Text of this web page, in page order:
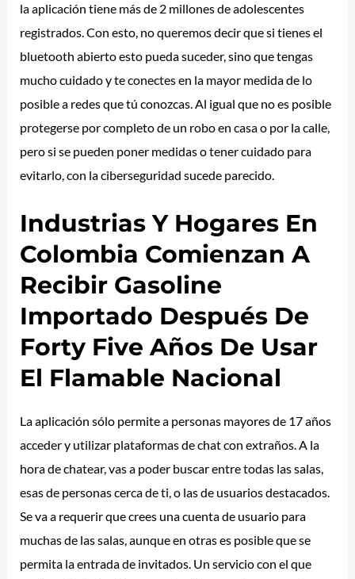
la aplicación tiene más de 2 millones de adolescentes
registrados. Con esto, no queremos decir que si tienes el
bluetooth abierto esto pueda suceder, sino que tengas
mucho cuidado y te conectes en la mayor medida de lo
posible a redes que tú conozcas. Al igual que no es posible
protegerse por completo de un robo en casa o por la calle,
pero si se pueden poner medidas o tener cuidado para
evitarlo, con la ciberseguridad sucede parecido.
Industrias Y Hogares En
Colombia Comienzan A
Recibir Gasoline
Importado Después De
Forty Five Años De Usar
El Flamable Nacional
La aplicación sólo permite a personas mayores de 17 años
acceder y utilizar plataformas de chat con extraños. A la
hora de chatear, vas a poder buscar entre todas las salas,
esas de personas cerca de ti, o las de usuarios destacados.
Se va a requerir que crees una cuenta de usuario para
muchas de las salas, aunque en otras es posible que se
permita la entrada de invitados. Un servicio con el que